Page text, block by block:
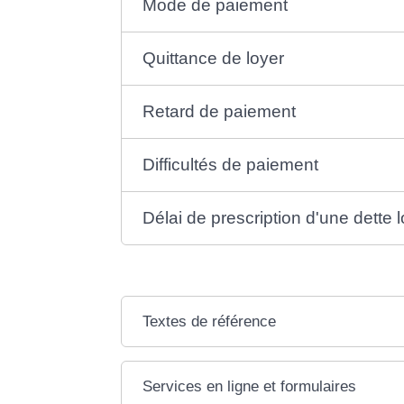
Mode de paiement
Quittance de loyer
Retard de paiement
Difficultés de paiement
Délai de prescription d'une dette
Textes de référence
Services en ligne et formulaires